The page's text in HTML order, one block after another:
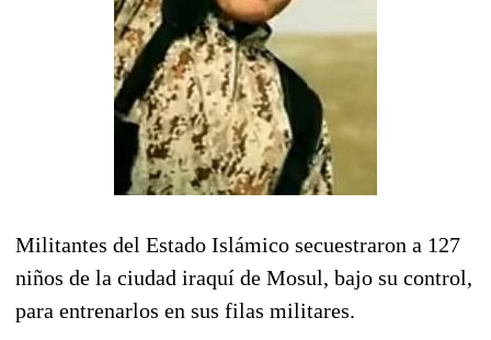
Militantes del Estado Islámico secuestraron a 127
niños de la ciudad iraquí de Mosul, bajo su control,
para entrenarlos en sus filas militares.